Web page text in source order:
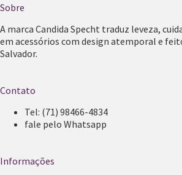
Sobre
A marca Candida Specht traduz leveza,
em acessórios com design atemporal e
Salvador.
Contato
Tel: (71) 98466-4834
fale pelo Whatsapp
Informações